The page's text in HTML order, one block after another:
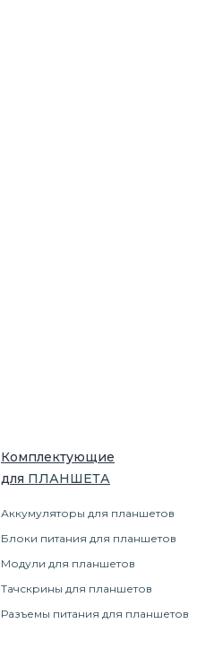
Комплектующие
для ПЛАНШЕТА
Аккумуляторы для планшетов
Блоки питания для планшетов
Модули для планшетов
Тачскрины для планшетов
Разъемы питания для планшетов